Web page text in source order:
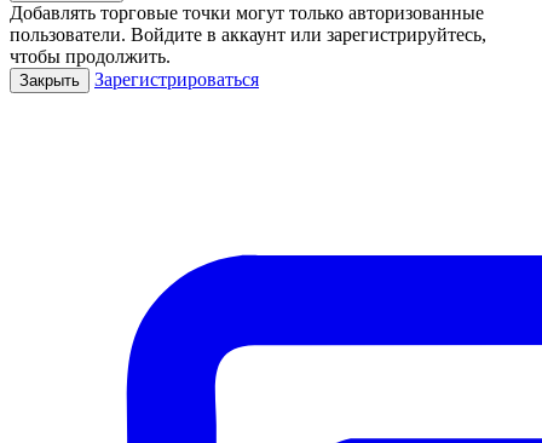
Добавлять торговые точки могут только авторизованные
пользователи. Войдите в аккаунт или зарегистрируйтесь,
чтобы продолжить.
Закрыть Зарегистрироваться